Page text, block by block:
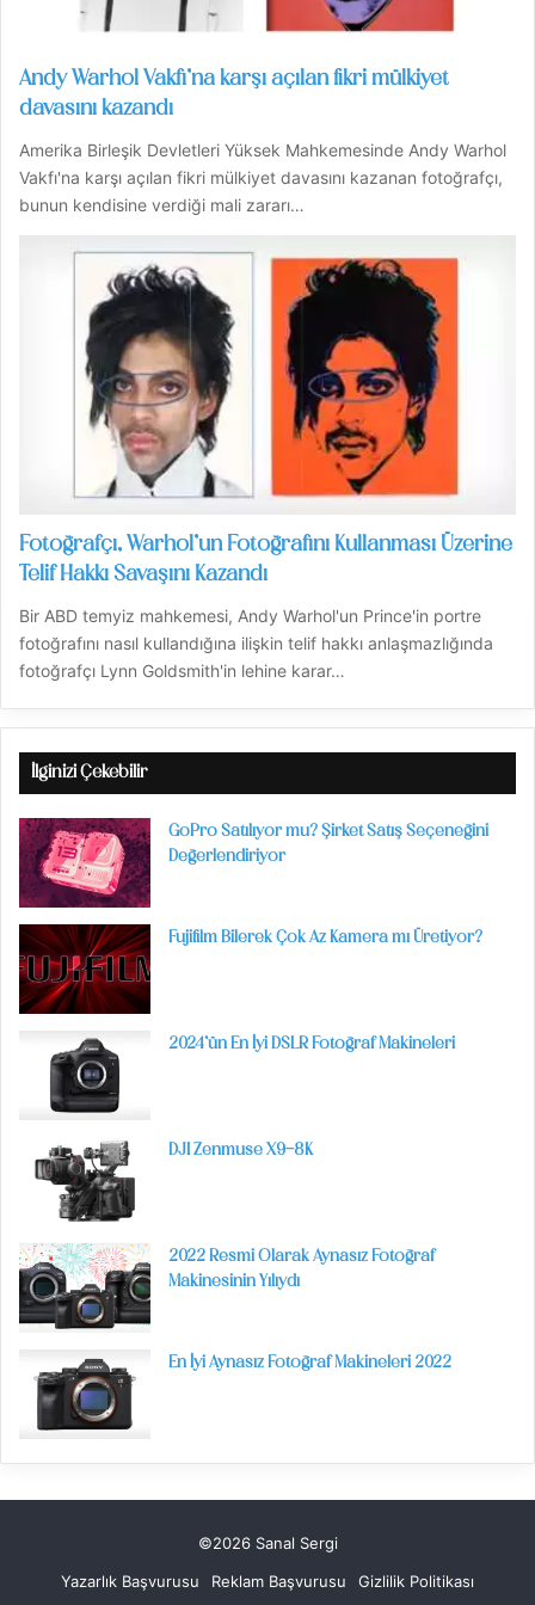
Andy Warhol Vakfı’na karşı açılan fikri mülkiyet
davasını kazandı
Amerika Birleşik Devletleri Yüksek Mahkemesinde Andy Warhol
Vakfı'na karşı açılan fikri mülkiyet davasını kazanan fotoğrafçı,
bunun kendisine verdiği mali zararı…
Fotoğrafçı, Warhol’un Fotoğrafını Kullanması Üzerine
Telif Hakkı Savaşını Kazandı
Bir ABD temyiz mahkemesi, Andy Warhol'un Prince'in portre
fotoğrafını nasıl kullandığına ilişkin telif hakkı anlaşmazlığında
fotoğrafçı Lynn Goldsmith'in lehine karar…
İlginizi Çekebilir
GoPro Satılıyor mu? Şirket Satış Seçeneğini
Değerlendiriyor
Fujifilm Bilerek Çok Az Kamera mı Üretiyor?
2024’ün En İyi DSLR Fotoğraf Makineleri
DJI Zenmuse X9-8K
2022 Resmi Olarak Aynasız Fotoğraf
Makinesinin Yılıydı
En İyi Aynasız Fotoğraf Makineleri 2022
©2026 Sanal Sergi
Yazarlık Başvurusu
Reklam Başvurusu Gizlilik Politikası